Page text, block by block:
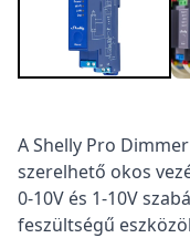
Termékleírás
A Shelly Pro
szerelhető okos
0-10V és 1-10V
feszültségű